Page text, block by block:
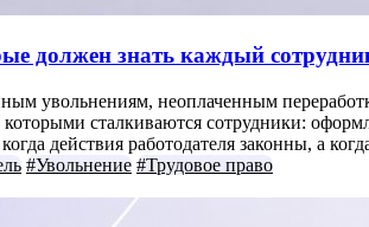
должен знать каждый
увольнениям, неоплаченным
сталкиваются сотрудники:
действия работодателя законны, а
#Увольнение #Трудовое право